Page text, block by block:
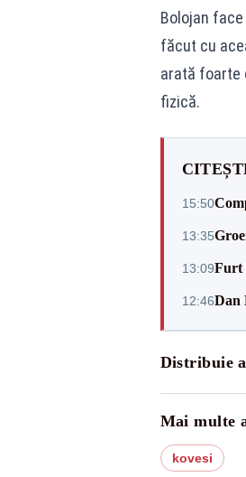
Bolojan
făcut cu
arată foarte
fizică.
15:50
13:35
13:09Furt
12:46Dan
Distribuie
Mai multe
kovesi